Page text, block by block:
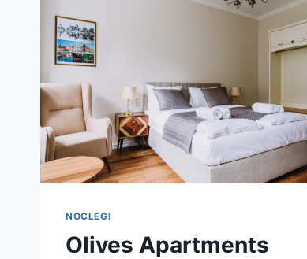
NOCLEGI
Olives Apartments